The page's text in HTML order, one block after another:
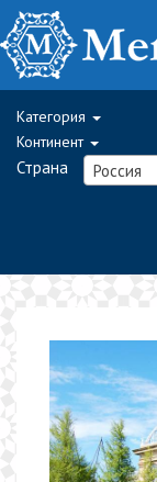
Категория
Континент
Страна Россия